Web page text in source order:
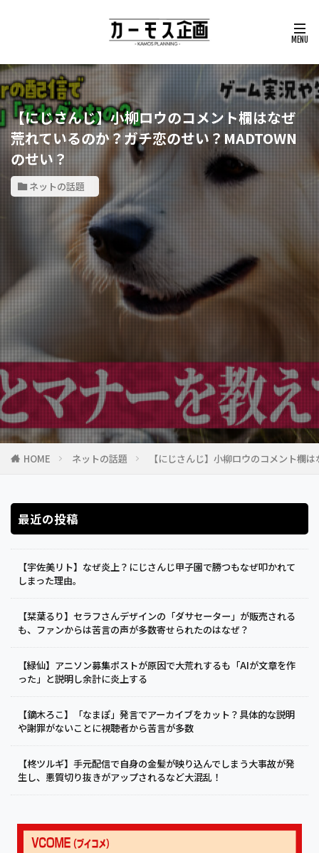
【にじさんじ】小柳ロウのコメント欄はなぜ
荒れているのか？ガチ恋のせい？MADTOWN
のせい？
ネットの話題
HOME ネットの話題 【にじさんじ】小柳ロウのコメント欄
最近の投稿
【宇佐美リト】なぜ炎上？にじさんじ甲子園で勝つもなぜ叩かれて
しまった理由。
【栞葉るり】セラフさんデザインの「ダサセーター」が販売される
も、ファンからは苦言の声が多数寄せられたのはなぜ？
【緑仙】アニソン募集ポストが原因で大荒れするも「AIが文章を作
った」と説明し余計に炎上する
【鏑木ろこ】「なまぽ」発言でアーカイブをカット？具体的な説明
や謝罪がないことに視聴者から苦言が多数
【柊ツルギ】手元配信で自身の金髪が映り込んでしまう大事故が発
生し、悪質切り抜きがアップされるなど大混乱！